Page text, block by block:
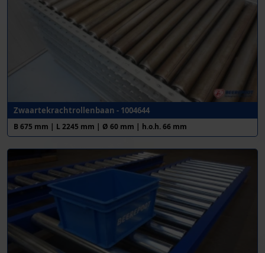
Zwaartekrachtrollenbaan - 1004644
B 675 mm | L 2245 mm | Ø 60 mm | h.o.h. 66 mm